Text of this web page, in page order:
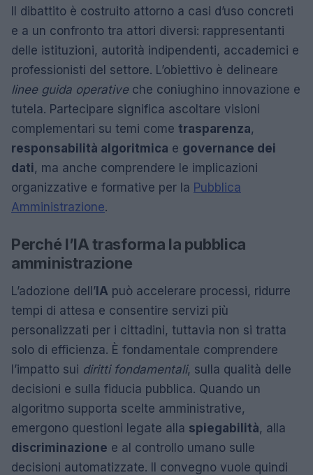
Il dibattito è costruito attorno a casi d’uso concreti
e a un confronto tra attori diversi: rappresentanti
delle istituzioni, autorità indipendenti, accademici e
professionisti del settore. L’obiettivo è delineare
linee guida operativeche coniughino innovazione e
tutela. Partecipare significa ascoltare visioni
complementari su temi come trasparenza,
responsabilità algoritmica e governance dei
dati, ma anche comprendere le implicazioni
organizzative e formative per la Pubblica
Amministrazione.
Perché l’IA trasforma la pubblica
amministrazione
L’adozione dell’ IA può accelerare processi, ridurre
tempi di attesa e consentire servizi più
personalizzati per i cittadini, tuttavia non si tratta
solo di efficienza. È fondamentale comprendere
l’impatto sui diritti fondamentali, sulla qualità delle
decisioni e sulla fiducia pubblica. Quando un
algoritmo supporta scelte amministrative,
emergono questioni legate alla spiegabilità, alla
discriminazione e al controllo umano sulle
decisioni automatizzate. Il convegno vuole quindi